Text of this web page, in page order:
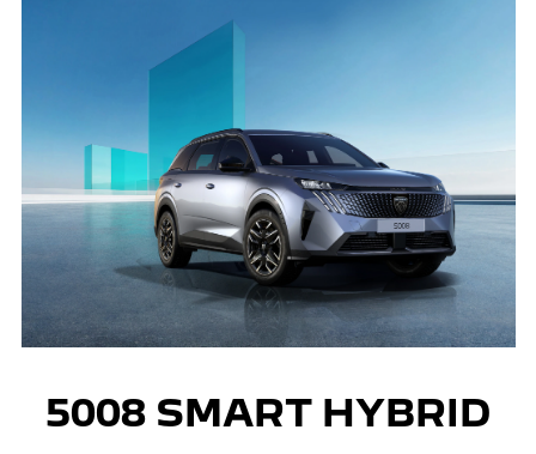
5008 SMART HYBRID